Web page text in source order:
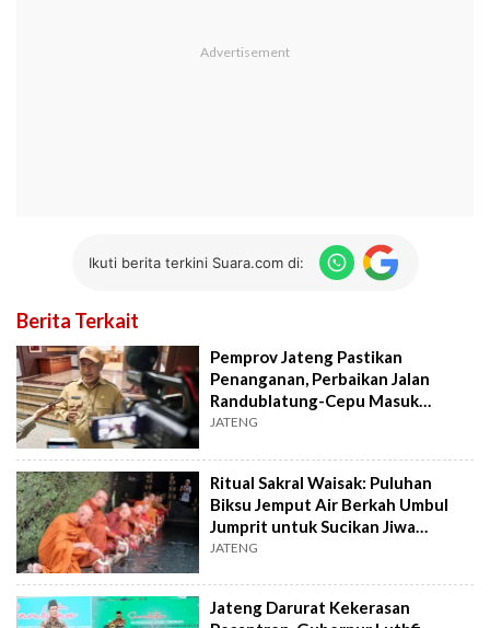
Ikuti berita terkini Suara.com di:
Berita Terkait
Pemprov Jateng Pastikan
Penanganan, Perbaikan Jalan
Randublatung-Cepu Masuk
Tahapan Lelang
JATENG
Ritual Sakral Waisak: Puluhan
Biksu Jemput Air Berkah Umbul
Jumprit untuk Sucikan Jiwa
Manusia
JATENG
Jateng Darurat Kekerasan